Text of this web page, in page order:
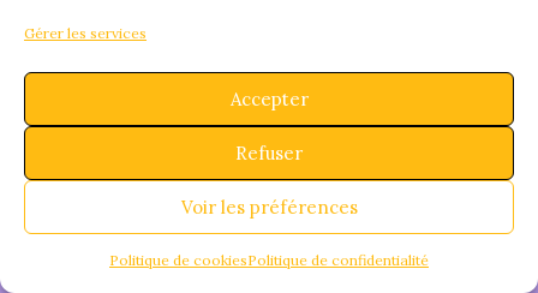
Gérer les services
Accepter
Refuser
Voir les préférences
Politique de cookiesPolitique de confidentialité